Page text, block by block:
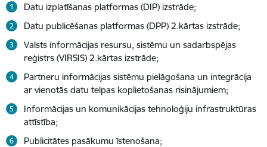
Datu izplatīšanas platformas (DIP) izstrāde;
Datu publicēšanas platformas (DPP) 2.kārtas izstrāde;
Valsts informācijas resursu, sistēmu un sadarbspējas
reģistrs (VIRSIS) 2.kārtas izstrāde;
Partneru informācijas sistēmu pielāgošana un integrācija
ar vienotās datu telpas koplietošanas risinājumiem;
Informācijas un komunikācijas tehnoloģiju infrastruktūras
attīstība;
Publicitātes pasākumu īstenošana;